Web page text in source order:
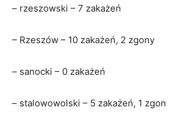
– rzeszowski – 7 zakażeń
– Rzeszów – 10 zakażeń, 2 zgony
– sanocki – 0 zakażeń
– stalowowolski – 5 zakażeń, 1 zgon